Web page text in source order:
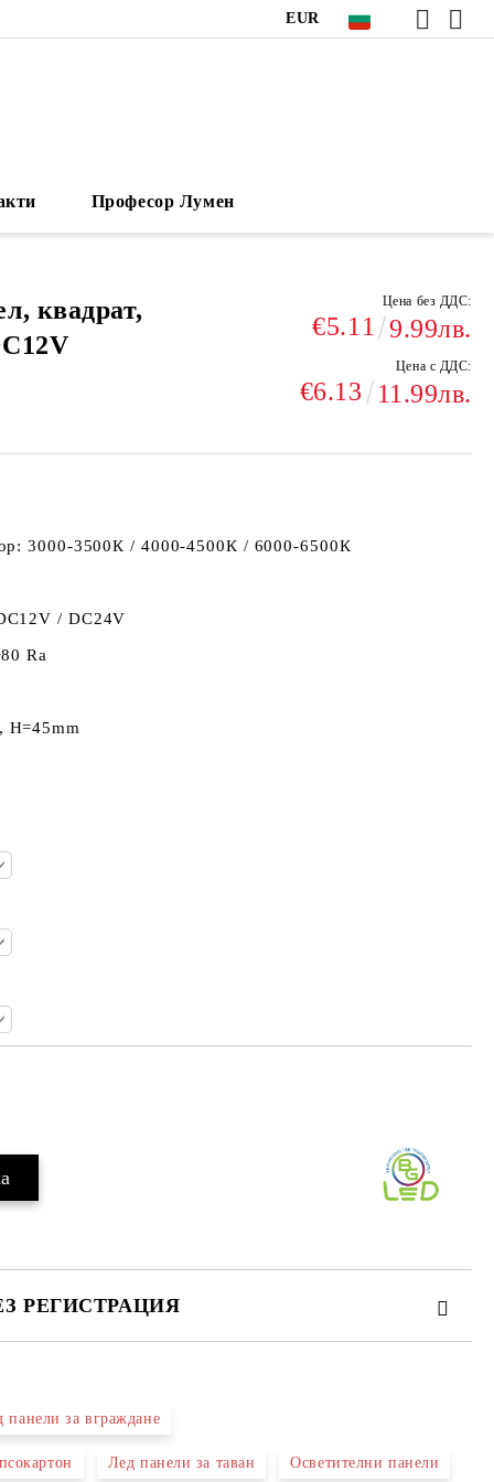
EUR
Професор Лумен
квадрат,
Цена без ДДС:
€5.11 9.99лв.
Цена с ДДС:
€6.13 11.99лв.
3000-3500К / 4000-4500К / 6000-6500К
/ DC24V
Ra
H=45mm
РЕГИСТРАЦИЯ
един работен ден. Моля,
панели за вграждане
Лед панели за таван Осветителни панели